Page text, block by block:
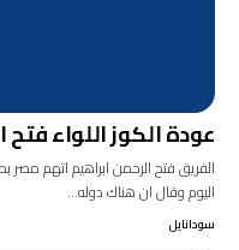
عودة الكوز اللواء
الفريق فتح الرحمن ابراهيم اتهم مصر
اليوم وقال ان هناك دوله…
سودانايل